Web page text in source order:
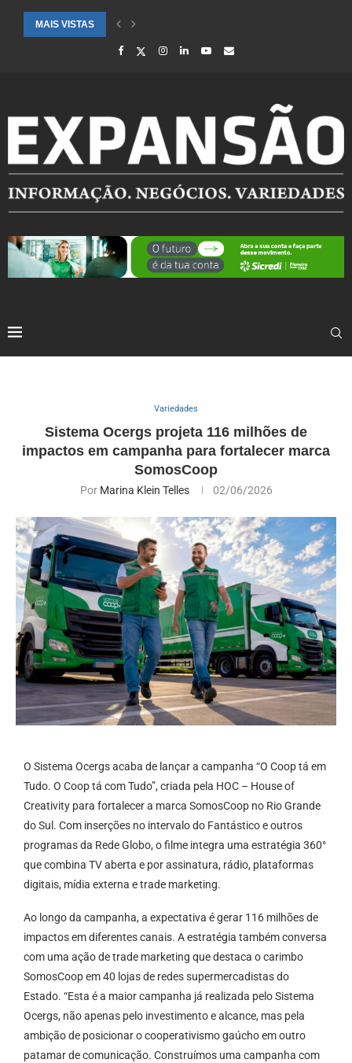
MAIS VISTAS
CIDADES ATENDIDAS PELO SEBRAE RS SÃO DESTAQUE EM
Variedades
Sistema Ocergs projeta 116 milhões de
impactos em campanha para fortalecer marca
SomosCoop
Por Marina Klein Telles 02/06/2026
O Sistema Ocergs acaba de lançar a campanha “O Coop tá em
Tudo. O Coop tá com Tudo”, criada pela HOC – House of
Creativity para fortalecer a marca SomosCoop no Rio Grande
do Sul. Com inserções no intervalo do Fantástico e outros
programas da Rede Globo, o filme integra uma estratégia 360°
que combina TV aberta e por assinatura, rádio, plataformas
digitais, mídia externa e trade marketing.
Ao longo da campanha, a expectativa é gerar 116 milhões de
impactos em diferentes canais. A estratégia também conversa
com uma ação de trade marketing que destaca o carimbo
SomosCoop em 40 lojas de redes supermercadistas do
Estado. “Esta é a maior campanha já realizada pelo Sistema
Ocergs, não apenas pelo investimento e alcance, mas pela
ambição de posicionar o cooperativismo gaúcho em outro
patamar de comunicação. Construímos uma campanha com